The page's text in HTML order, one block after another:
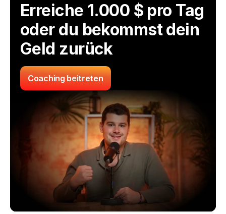
Erreiche 1.000 $ pro Tag
oder du bekommst dein
Geld zurück
Coaching beitreten